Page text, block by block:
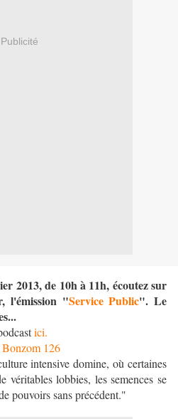
Publicité
2013, de 10h à 11h, écoutez sur
l'émission "Service Public". Le
ici.
intensive domine, où certaines
véritables lobbies, les semences se
pouvoirs sans précédent."